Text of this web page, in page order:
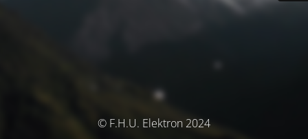
© F.H.U. Elektron 2024